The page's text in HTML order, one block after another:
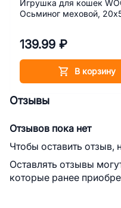
Игрушка для кошек
Осьминог меховой,
139.99 ₽
В корзину
Отзывы
Отзывов пока нет
Чтобы оставить отзыв,
Оставлять отзывы
которые ранее